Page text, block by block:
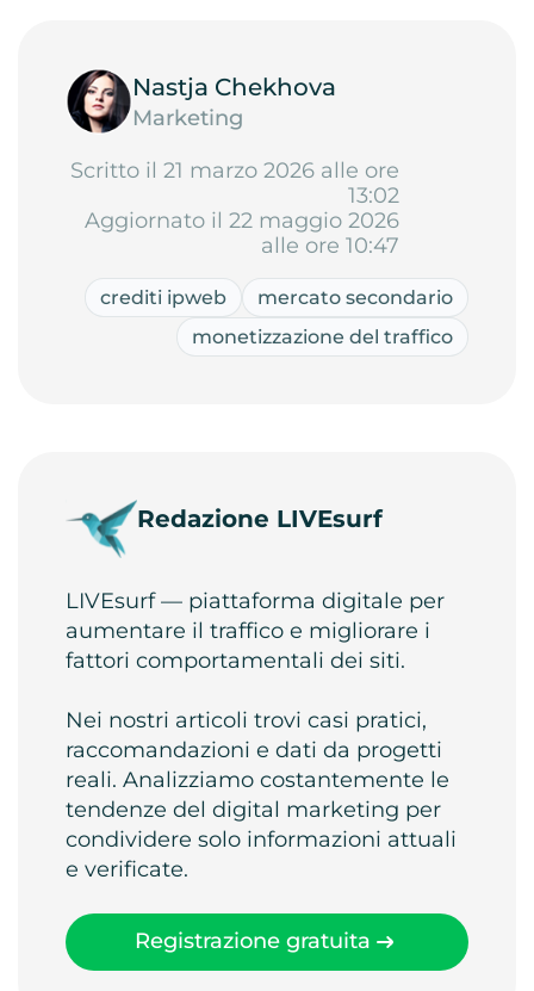
Nastja Chekhova
Marketing
Scritto il 21 marzo 2026 alle ore
13:02
Aggiornato il 22 maggio 2026
alle ore 10:47
crediti ipweb
mercato secondario
monetizzazione del traffico
Redazione LIVEsurf
LIVEsurf — piattaforma digitale per
aumentare il traffico e migliorare i
fattori comportamentali dei siti.
Nei nostri articoli trovi casi pratici,
raccomandazioni e dati da progetti
reali. Analizziamo costantemente le
tendenze del digital marketing per
condividere solo informazioni attuali
e verificate.
Registrazione gratuita